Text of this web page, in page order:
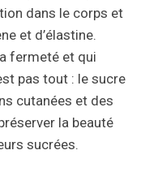
dans le corps et
et d’élastine.
fermeté et qui
pas tout : le sucre
cutanées et des
la beauté
sucrées.